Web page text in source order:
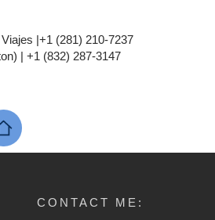
|+1 (281) 210-7237
| +1 (832) 287-3147​
CONTACT ME: